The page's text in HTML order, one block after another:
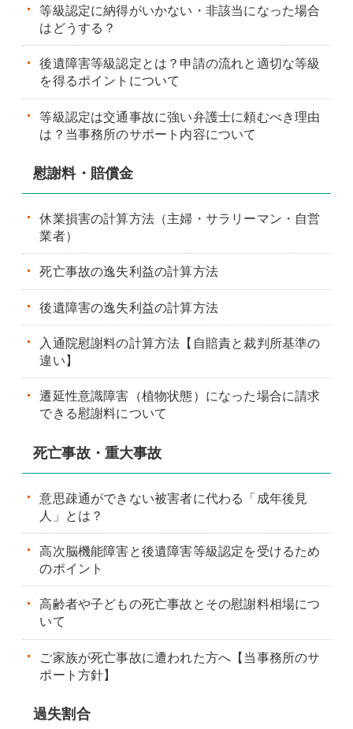
等級認定に納得がいかない・非該当になった場合
はどうする？
後遺障害等級認定とは？申請の流れと適切な等級
を得るポイントについて
等級認定は交通事故に強い弁護士に頼むべき理由
は？当事務所のサポート内容について
慰謝料・賠償金
休業損害の計算方法（主婦・サラリーマン・自営
業者）
死亡事故の逸失利益の計算方法
後遺障害の逸失利益の計算方法
入通院慰謝料の計算方法【自賠責と裁判所基準の
違い】
遷延性意識障害（植物状態）になった場合に請求
できる慰謝料について
死亡事故・重大事故
意思疎通ができない被害者に代わる「成年後見
人」とは？
高次脳機能障害と後遺障害等級認定を受けるため
のポイント
高齢者や子どもの死亡事故とその慰謝料相場につ
いて
ご家族が死亡事故に遭われた方へ【当事務所のサ
ポート方針】
過失割合